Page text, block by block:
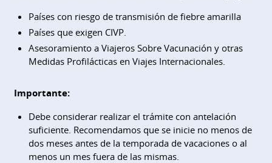
Países con riesgo de transmisión de fiebre amarilla
Países que exigen CIVP.
Asesoramiento a Viajeros Sobre Vacunación y otras
Medidas Profilácticas en Viajes Internacionales.
Importante:
Debe considerar realizar el trámite con antelación
suficiente. Recomendamos que se inicie no menos de
dos meses antes de la temporada de vacaciones o al
menos un mes fuera de las mismas.